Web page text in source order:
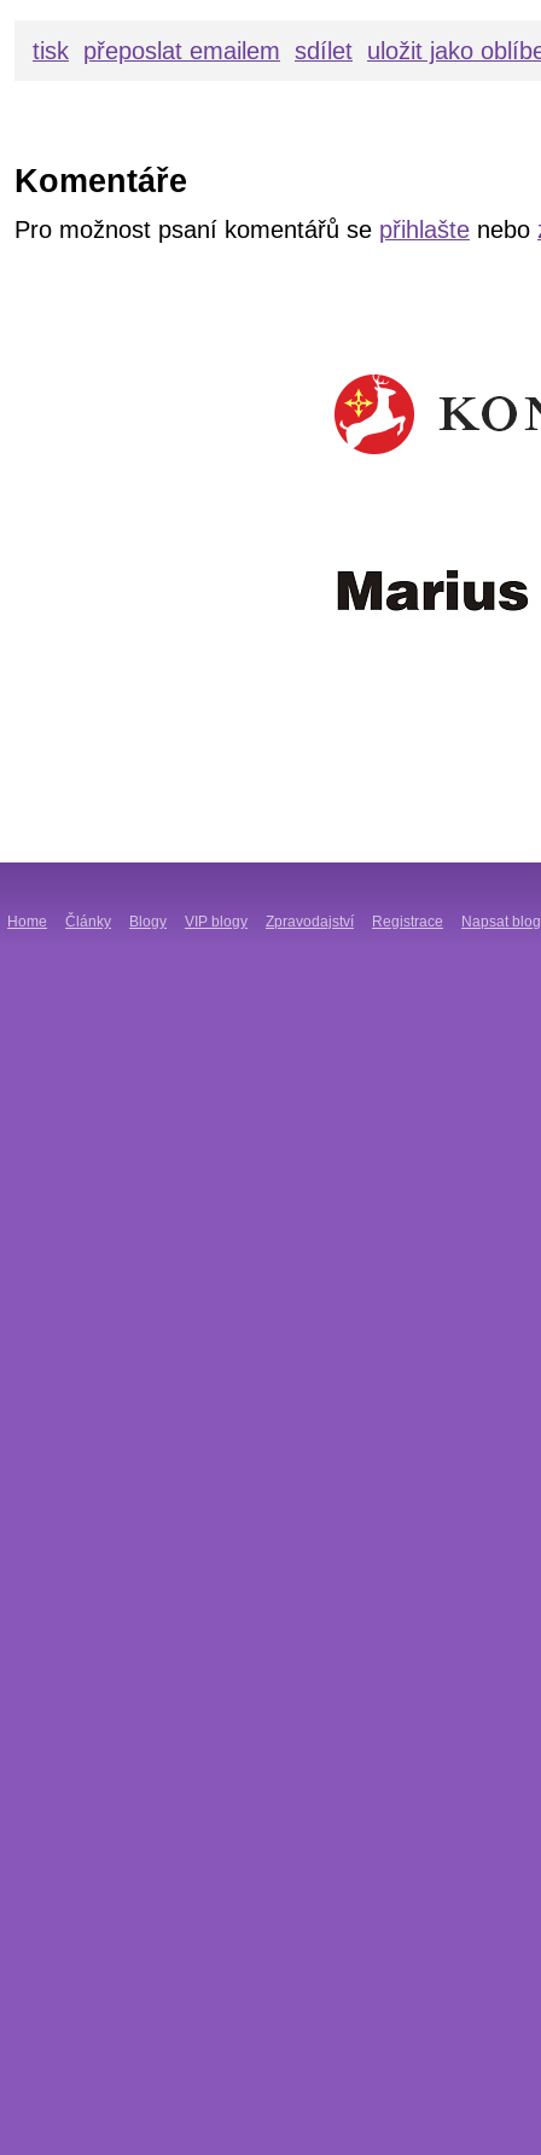
tisk přeposlat emailem sdílet uložit jako
Komentáře
Pro možnost psaní komentářů se přihlašte nebo
Home Články Blogy VIP blogy Zpravodajství Registrace Napsat blog